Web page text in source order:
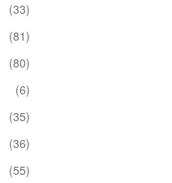
(33)
(81)
(80)
(6)
(35)
(36)
(55)